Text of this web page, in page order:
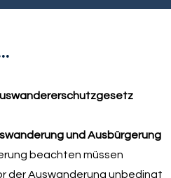
und Ausbürgerung
beachten müssen
der Auswanderung unbedingt